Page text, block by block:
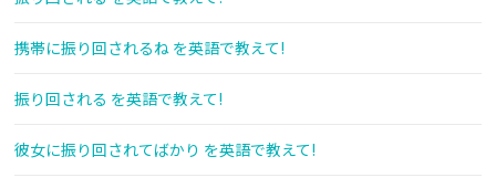
携帯に振り回されるね を英語で教えて!
振り回される を英語で教えて!
彼女に振り回されてばかり を英語で教えて!